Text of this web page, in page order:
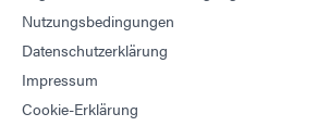
Nutzungsbedingungen
Datenschutzerklärung
Impressum
Cookie-Erklärung